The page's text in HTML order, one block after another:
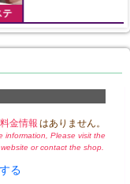
金情報 はありません。
information, Please visit the
or contact the shop.
る